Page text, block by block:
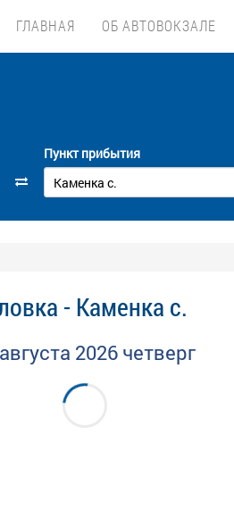
ГЛАВНАЯ ОБ АВТОВОКЗАЛЕ
Пункт прибытия
- Каменка с.
2026 четверг